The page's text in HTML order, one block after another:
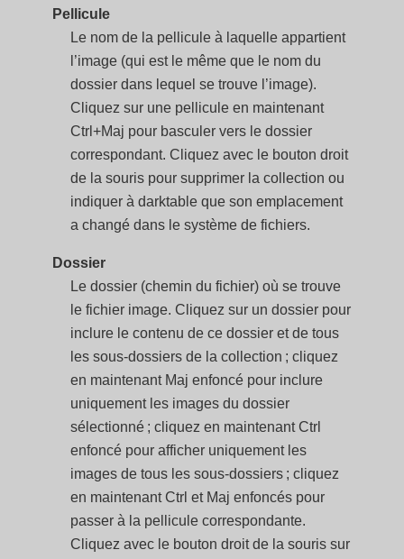
Pellicule
Le nom de la pellicule à laquelle appartient
l’image (qui est le même que le nom du
dossier dans lequel se trouve l’image).
Cliquez sur une pellicule en maintenant
Ctrl+Maj pour basculer vers le dossier
correspondant. Cliquez avec le bouton droit
de la souris pour supprimer la collection ou
indiquer à darktable que son emplacement
a changé dans le système de fichiers.
Dossier
Le dossier (chemin du fichier) où se trouve
le fichier image. Cliquez sur un dossier pour
inclure le contenu de ce dossier et de tous
les sous-dossiers de la collection ; cliquez
en maintenant Maj enfoncé pour inclure
uniquement les images du dossier
sélectionné ; cliquez en maintenant Ctrl
enfoncé pour afficher uniquement les
images de tous les sous-dossiers ; cliquez
en maintenant Ctrl et Maj enfoncés pour
passer à la pellicule correspondante.
Cliquez avec le bouton droit de la souris sur